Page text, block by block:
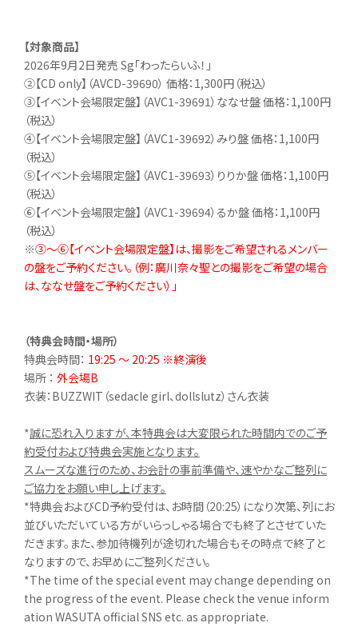
【対象商品】
2026年9月2日発売 Sg「わったらいふ！」
②【CD only】（AVCD-39690） 価格：1,300円（税込）
③【イベント会場限定盤】（AVC1-39691）ななせ盤 価格：1,100円
（税込）
④【イベント会場限定盤】（AVC1-39692）みり盤 価格：1,100円
（税込）
⑤【イベント会場限定盤】（AVC1-39693）りりか盤 価格：1,100円
（税込）
⑥【イベント会場限定盤】（AVC1-39694）るか盤 価格：1,100円
（税込）
※③～⑥【イベント会場限定盤】は、撮影をご希望されるメンバー
の盤をご予約ください。（例：廣川奈々聖との撮影をご希望の場合
は、ななせ盤をご予約ください）」
（特典会時間・場所）
特典会時間： 19:25 ～ 20:25 ※終演後
場所 ： 外会場B
衣装：BUZZWIT（sedacle girl、dollslutz）さん衣装
*誠に恐れ入りますが、本特典会は大変限られた時間内でのご予
約受付および特典会実施となります。
スムーズな進行のため、お会計の事前準備や、速やかなご整列に
ご協力をお願い申し上げます。
*特典会およびCD予約受付は、お時間（20:25）になり次第、列にお
並びいただいている方がいらっしゃる場合でも終了とさせていた
だきます。また、参加待機列が途切れた場合もその時点で終了と
なりますので、お早めにご整列ください。
*The time of the special event may change depending on
the progress of the event. Please check the venue inform
ation WASUTA official SNS etc. as appropriate.